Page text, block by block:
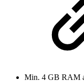
Min. 4 GB RAM